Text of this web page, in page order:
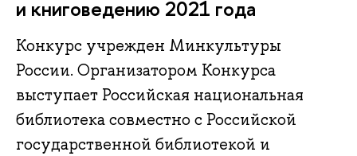
и книговедению 2021 года
Конкурс учрежден Минкультуры
России. Организатором Конкурса
выступает Российская национальная
библиотека совместно с Российской
государственной библиотекой и